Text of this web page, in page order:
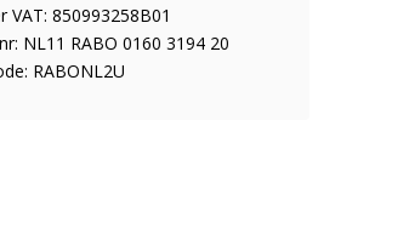
VAT: 850993258B01
NL11 RABO 0160 3194 20
RABONL2U